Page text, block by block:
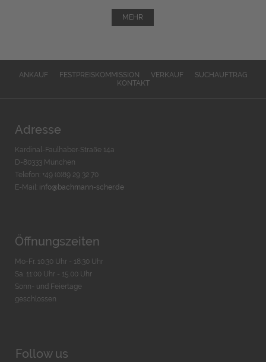
MEHR
ANKAUF FESTPREISKOMMISSION VERKAUF
SUCHAUFTRAG
KONTAKT
Adresse
Kardinal-Faulhaber-Straße 14a
D-80333 München
Telefon: +49 (0)89 29 32 70
E-Mail: info@bachmann-scher.de
Öffnungszeiten
Mo-Fr. 10:30 Uhr - 18:30 Uhr
Sa. 11:00 Uhr - 15.00 Uhr
Sonn- und Feiertage
geschlossen
Follow us